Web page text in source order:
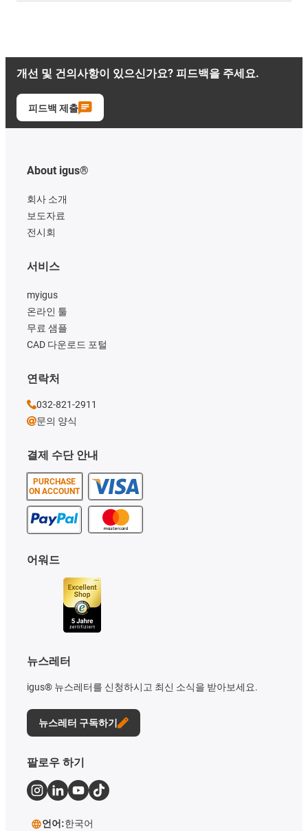
개선 및 건의사항이 있으신가요? 피드백을 주세요.
피드백 제출
About igus®
회사 소개
보도자료
전시회
결제 수단 안내
PURCHASE
ON ACCOUNT
서비스
myigus
온라인 툴
무료 샘플
CAD 다운로드 포털
어워드
뉴스레터
igus® 뉴스레터를 신청하시고 최신 소식을 받아보세요.
뉴스레터 구독하기
연락처
032-821-2911
문의 양식
팔로우 하기
언어:한국어